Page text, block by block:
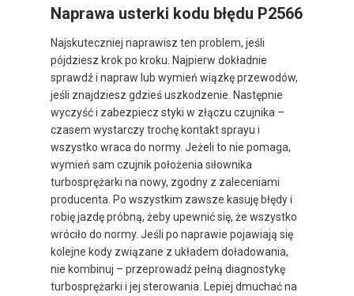
Naprawa usterki kodu błędu P2566
Najskuteczniej naprawisz ten problem, jeśli
pójdziesz krok po kroku. Najpierw dokładnie
sprawdź i napraw lub wymień wiązkę przewodów,
jeśli znajdziesz gdzieś uszkodzenie. Następnie
wyczyść i zabezpiecz styki w złączu czujnika –
czasem wystarczy trochę kontakt sprayu i
wszystko wraca do normy. Jeżeli to nie pomaga,
wymień sam czujnik położenia siłownika
turbosprężarki na nowy, zgodny z zaleceniami
producenta. Po wszystkim zawsze kasuję błędy i
robię jazdę próbną, żeby upewnić się, że wszystko
wróciło do normy. Jeśli po naprawie pojawiają się
kolejne kody związane z układem doładowania,
nie kombinuj – przeprowadź pełną diagnostykę
turbosprężarki i jej sterowania. Lepiej dmuchać na